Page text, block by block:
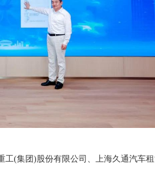
(集团)股份有限公司、上海久通汽车